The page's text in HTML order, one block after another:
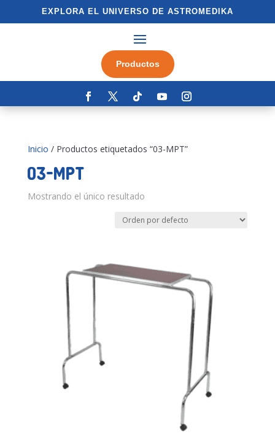
EXPLORA EL UNIVERSO DE ASTROMEDIKA
Productos
Inicio / Productos etiquetados “03-MPT”
03-MPT
Mostrando el único resultado